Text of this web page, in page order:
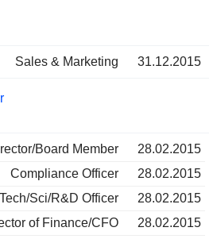
Sales & Marketing 31.12.2015
Board Member
28.02.2015
Compliance Officer
28.02.2015
Sci/R&D Officer
28.02.2015
of Finance/CFO
28.02.2015